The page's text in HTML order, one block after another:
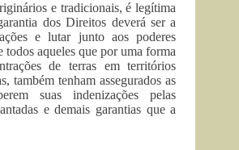
e tradicionais, é legítima
dos Direitos deverá ser a
e lutar junto aos poderes
todos aqueles que por uma forma
de terras em territórios
também tenham assegurados as
suas indenizações pelas
e demais garantias que a